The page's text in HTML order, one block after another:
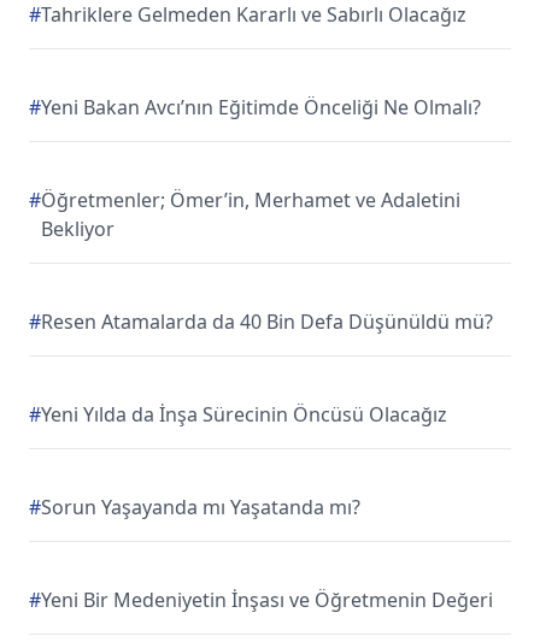
#Tahriklere Gelmeden Kararlı ve Sabırlı Olacağız
#Yeni Bakan Avcı’nın Eğitimde Önceliği Ne Olmalı?
#Öğretmenler; Ömer’in, Merhamet ve Adaletini
Bekliyor
#Resen Atamalarda da 40 Bin Defa Düşünüldü mü?
#Yeni Yılda da İnşa Sürecinin Öncüsü Olacağız
#Sorun Yaşayanda mı Yaşatanda mı?
#Yeni Bir Medeniyetin İnşası ve Öğretmenin Değeri